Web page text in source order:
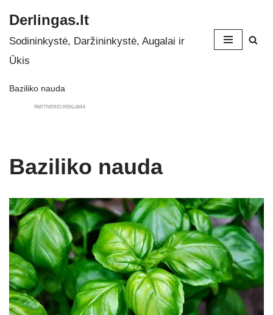
Skip
to
Derlingas.lt
Sodininkystė, Daržininkystė, Augalai ir
Ūkis
Baziliko nauda
PARTNERIO REKLAMA
Baziliko nauda